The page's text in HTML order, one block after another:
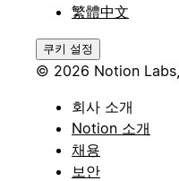
繁體中文
쿠키 설정
© 2026 Notion
회사 소개
Notion 소개
채용
보안